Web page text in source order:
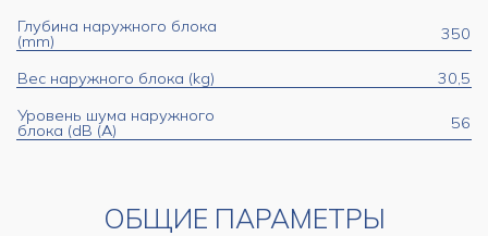
Глубина наружного блока
(mm) 350
Вес наружного блока (kg)
30,5
Уровень шума наружного
блока (dB (A) 56
ОБЩИЕ ПАРАМЕТРЫ